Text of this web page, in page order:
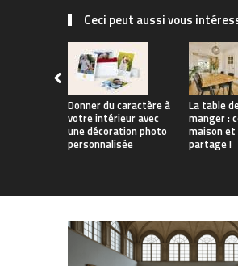
Ceci peut aussi vous
Donner du caractère à
votre intérieur avec
une décoration photo
personnalisée
La table
manger :
maison et
partage !